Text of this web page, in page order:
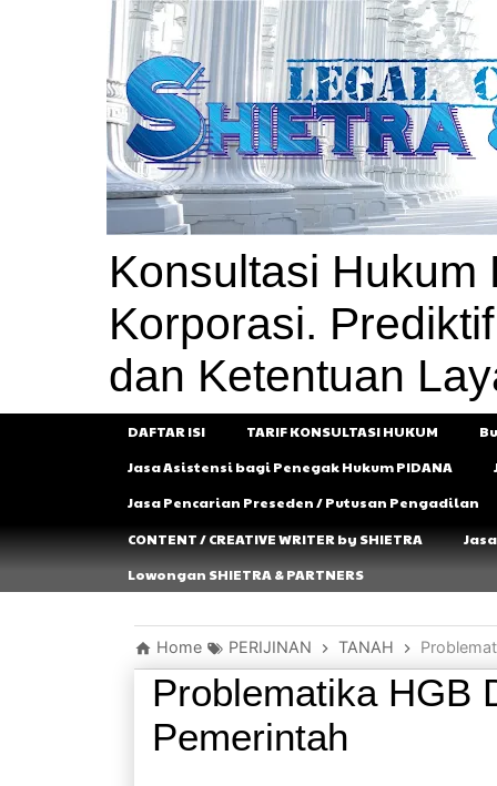
Konsultasi Hukum
Korporasi.
dan Ketentuan
DAFTAR ISI TARIF KONSULTASI HUKUM
Jasa Asistensi bagi Penegak Hukum PIDANA
Jasa Pencarian Preseden / Putusan Pengadilan
CONTENT / CREATIVE WRITER by SHIETRA Jasa
Lowongan SHIETRA & PARTNERS
Home PERIJINAN TANAH
Problematika HGB
Pemerintah